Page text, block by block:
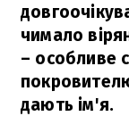
чимало
– особливе
дають ім'я.